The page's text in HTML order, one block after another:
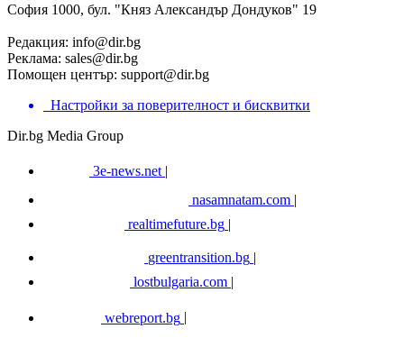
София 1000, бул. "Княз Александър Дондуков" 19
Редакция: info@dir.bg
Реклама: sales@dir.bg
Помощен център: support@dir.bg
Настройки за поверителност и бисквитки
Dir.bg Media Group
3e-news.net |
nasamnatam.com |
realtimefuture.bg |
greentransition.bg |
lostbulgaria.com |
webreport.bg